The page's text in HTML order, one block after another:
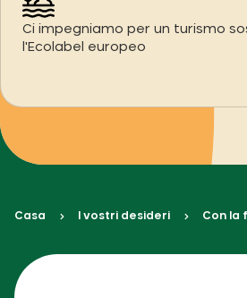
Ci impegniamo per un turismo
l'Ecolabel europeo
Casa I vostri desideri Con la